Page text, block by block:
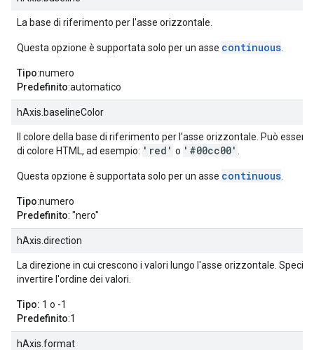
La base di riferimento per l'asse orizzontale.
Questa opzione è supportata solo per un asse continuous
Tipo:numero
Predefinito:automatico
hAxis.baselineColor
Il colore della base di riferimento per l'asse orizzontale. Può
di colore HTML, ad esempio: 'red' o '#00cc00'
Questa opzione è supportata solo per un asse continuous
Tipo:numero
Predefinito: "nero"
hAxis.direction
La direzione in cui crescono i valori lungo l'asse orizzontale.
invertire l'ordine dei valori.
Tipo: 1 o -1
Predefinito:1
hAxis.format